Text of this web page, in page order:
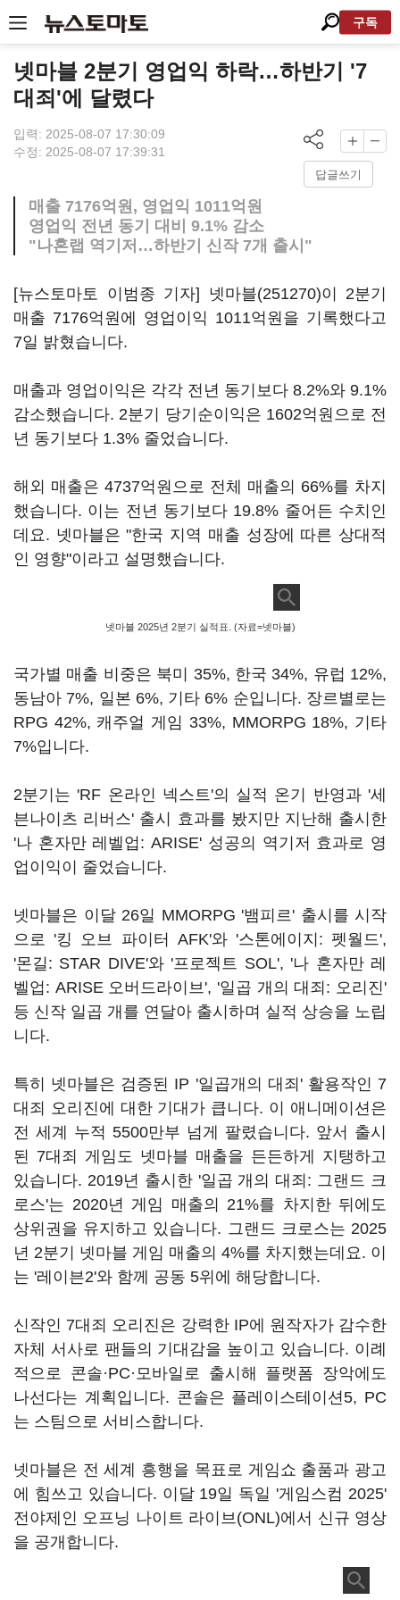
구독
넷마블 2분기 영업익 하락…하반기 '7
대죄'에 달렸다
입력: 2025-08-07 17:30:09
수정: 2025-08-07 17:39:31
답글쓰기
매출 7176억원, 영업익 1011억원
영업익 전년 동기 대비 9.1% 감소
"나혼랩 역기저…하반기 신작 7개 출시"
[뉴스토마토 이범종 기자] 넷마블(251270)이 2분기
매출 7176억원에 영업이익 1011억원을 기록했다고
7일 밝혔습니다.
매출과 영업이익은 각각 전년 동기보다 8.2%와 9.1%
감소했습니다. 2분기 당기순이익은 1602억원으로 전
년 동기보다 1.3% 줄었습니다.
해외 매출은 4737억원으로 전체 매출의 66%를 차지
했습니다. 이는 전년 동기보다 19.8% 줄어든 수치인
데요. 넷마블은 "한국 지역 매출 성장에 따른 상대적
인 영향"이라고 설명했습니다.
넷마블 2025년 2분기 실적표. (자료=넷마블)
국가별 매출 비중은 북미 35%, 한국 34%, 유럽 12%,
동남아 7%, 일본 6%, 기타 6% 순입니다. 장르별로는
RPG 42%, 캐주얼 게임 33%, MMORPG 18%, 기타
7%입니다.
2분기는 'RF 온라인 넥스트'의 실적 온기 반영과 '세
븐나이츠 리버스' 출시 효과를 봤지만 지난해 출시한
'나 혼자만 레벨업: ARISE' 성공의 역기저 효과로 영
업이익이 줄었습니다.
넷마블은 이달 26일 MMORPG '뱀피르' 출시를 시작
으로 '킹 오브 파이터 AFK'와 '스톤에이지: 펫월드',
'몬길: STAR DIVE'와 '프로젝트 SOL', '나 혼자만 레
벨업: ARISE 오버드라이브', '일곱 개의 대죄: 오리진'
등 신작 일곱 개를 연달아 출시하며 실적 상승을 노립
니다.
특히 넷마블은 검증된 IP '일곱개의 대죄' 활용작인 7
대죄 오리진에 대한 기대가 큽니다. 이 애니메이션은
전 세계 누적 5500만부 넘게 팔렸습니다. 앞서 출시
된 7대죄 게임도 넷마블 매출을 든든하게 지탱하고
있습니다. 2019년 출시한 '일곱 개의 대죄: 그랜드 크
로스'는 2020년 게임 매출의 21%를 차지한 뒤에도
상위권을 유지하고 있습니다. 그랜드 크로스는 2025
년 2분기 넷마블 게임 매출의 4%를 차지했는데요. 이
는 '레이븐2'와 함께 공동 5위에 해당합니다.
신작인 7대죄 오리진은 강력한 IP에 원작자가 감수한
자체 서사로 팬들의 기대감을 높이고 있습니다. 이례
적으로 콘솔·PC·모바일로 출시해 플랫폼 장악에도
나선다는 계획입니다. 콘솔은 플레이스테이션5, PC
는 스팀으로 서비스합니다.
넷마블은 전 세계 흥행을 목표로 게임쇼 출품과 광고
에 힘쓰고 있습니다. 이달 19일 독일 '게임스컴 2025'
전야제인 오프닝 나이트 라이브(ONL)에서 신규 영상
을 공개합니다.